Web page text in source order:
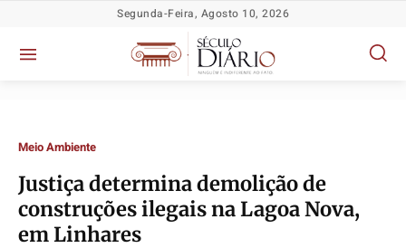
Segunda-Feira, Agosto 10, 2026
Meio Ambiente
Justiça determina demolição de
construções ilegais na Lagoa Nova,
em Linhares